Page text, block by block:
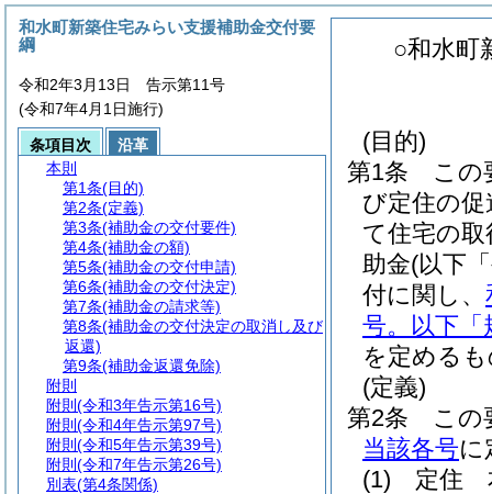
○和水町
(目的)
第1条
この
び定住の
て住宅の
助金(以下
付に関し、
号。以下「
を定める
(定義)
第2条
この
当該各号に
(1)
定住
和水町新築住宅みらい支援補助金交付要
綱
令和2年3月13日 告示第11号
(令和7年4月1日施行)
条項目次
沿革
本則
第1条(目的)
第2条(定義)
第3条(補助金の交付要件)
第4条(補助金の額)
第5条(補助金の交付申請)
第6条(補助金の交付決定)
第7条(補助金の請求等)
第8条(補助金の交付決定の取消し及び
返還)
第9条(補助金返還免除)
附則
附則 (令和3年告示第16号)
附則 (令和4年告示第97号)
附則 (令和5年告示第39号)
附則 (令和7年告示第26号)
別表(第4条関係)